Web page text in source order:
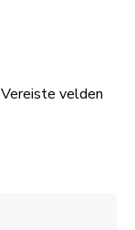
Vereiste velden